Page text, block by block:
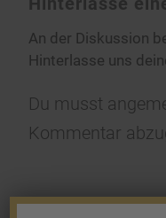
An der Diskussion
Hinterlasse uns
Du musst
Kommentar